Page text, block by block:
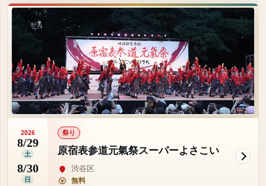
2026
8/29
土
8/30
日
祭り
原宿表参道元氣祭スーパーよさこい
渋谷区
無料